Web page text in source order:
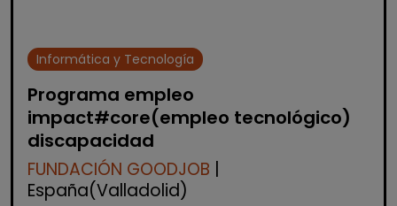
Informática y Tecnología
Programa empleo
impact#core(empleo tecnológico)
discapacidad
FUNDACIÓN GOODJOB
España(Valladolid)